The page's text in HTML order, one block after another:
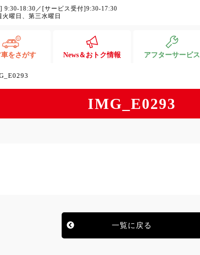
9:30-18:30／[サービス受付]9:30-17:30
曜日、第三水曜日
をさがす News＆おトク情報 アフターサービス
IMG_E0293
一覧に戻る